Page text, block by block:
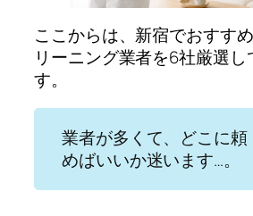
ここからは、新宿でおすす
リーニング業者を6社厳選し
す。
業者が多くて、どこに頼
めばいいか迷います…。